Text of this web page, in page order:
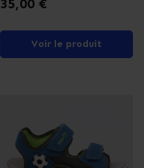
Voir le produit